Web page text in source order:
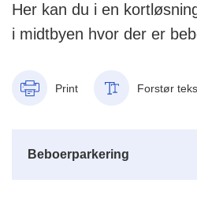
Her kan du i en
i midtbyen hvor der er
Print Forstør
Beboerparkering